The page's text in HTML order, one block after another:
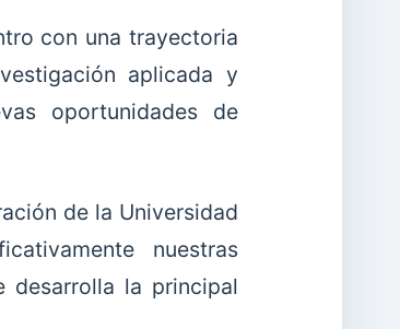
con una trayectoria
aplicada y
oportunidades de
de la Universidad
nuestras
desarrolla la principal